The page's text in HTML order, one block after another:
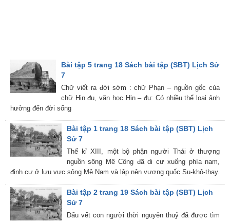
Bài tập 5 trang 18 Sách bài tập (SBT) Lịch Sử
7
Chữ viết ra đời sớm : chữ Phạn – nguồn gốc của
chữ Hin đu, văn học Hin – đu: Có nhiều thể loại ảnh
hưởng đến đời sống
Bài tập 1 trang 18 Sách bài tập (SBT) Lịch
Sử 7
Thế kỉ XIII, một bộ phận người Thái ở thượng
nguồn sông Mê Công đã di cư xuống phía nam,
định cư ở lưu vực sông Mê Nam và lập nên vương quốc Su-khô-thay.
Bài tập 2 trang 19 Sách bài tập (SBT) Lịch
Sử 7
Dấu vết con người thời nguyên thuỷ đã được tìm